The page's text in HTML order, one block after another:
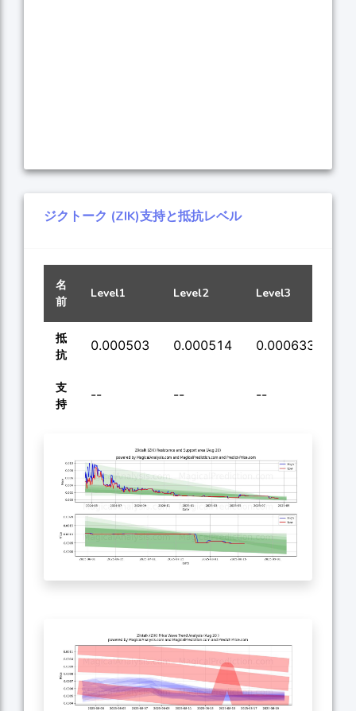
ジクトーク (ZIK)支持と抵抗レベル
名
前
Level1 Level2 Level3
抵
抗
0.000503 0.000514 0.000633
支
持
-- -- --